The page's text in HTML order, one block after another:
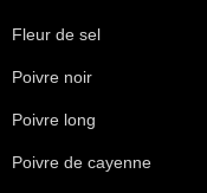
Fleur de sel
Poivre noir
Poivre long
Poivre de cayenne